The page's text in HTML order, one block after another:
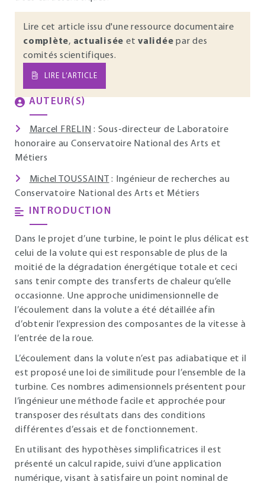
Lire cet article issu d'une ressource documentaire
complète, actualisée et validée par des
comités scientifiques.
LIRE L’ARTICLE
AUTEUR(S)
Marcel FRELIN : Sous-directeur de Laboratoire
honoraire au Conservatoire National des Arts et
Métiers
Michel TOUSSAINT
: Ingénieur de recherches au
Conservatoire National des Arts et Métiers
INTRODUCTION
Dans le projet d’une turbine, le point le plus délicat est
celui de la volute qui est responsable de plus de la
moitié de la dégradation énergétique totale et ceci
sans tenir compte des transferts de chaleur qu’elle
occasionne. Une approche unidimensionnelle de
l’écoulement dans la volute a été détaillée afin
d’obtenir l’expression des composantes de la vitesse à
l’entrée de la roue.
L’écoulement dans la volute n’est pas adiabatique et il
est proposé une loi de similitude pour l’ensemble de la
turbine. Ces nombres adimensionnels présentent pour
l’ingénieur une méthode facile et approchée pour
transposer des résultats dans des conditions
différentes d’essais et de fonctionnement.
En utilisant des hypothèses simplificatrices il est
présenté un calcul rapide, suivi d’une application
numérique, visant à satisfaire un point nominal de